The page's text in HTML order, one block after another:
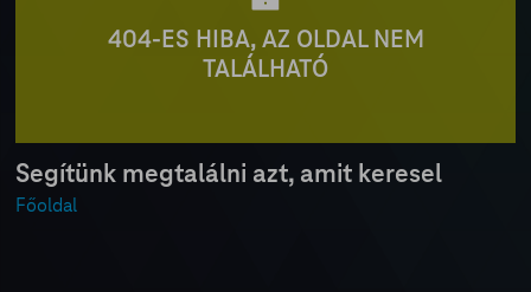
404-ES HIBA, AZ OLDAL NEM
TALÁLHATÓ
Segítünk megtalálni azt, amit keresel
Főoldal